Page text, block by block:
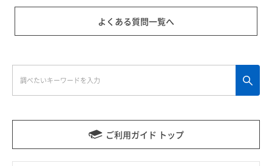
ご利用ガイド トップ
よくある質問一覧へ